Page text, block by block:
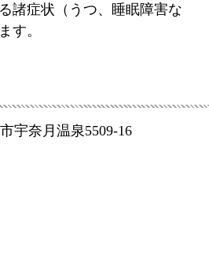
諸症状（うつ、睡眠障害な
す。
宇奈月温泉5509-16